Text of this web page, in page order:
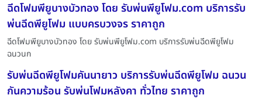
ฉีดโฟมพียูบางบัวทอง โดย รับพ่นพียูโฟม.com บริการรับ
พ่นฉีดพียูโฟม แบบครบวงจร ราคาถูก
ฉีดโฟมพียูบางบัวทอง โดย รับพ่นพียูโฟม.com บริการรับพ่นฉีดพียูโฟม
ฉนวนก
รับพ่นฉีดพียูโฟมคันนายาว บริการรับพ่นฉีดพียูโฟม ฉนวน
กันความร้อน รับพ่นโฟมหลังคา ทั่วไทย ราคาถูก